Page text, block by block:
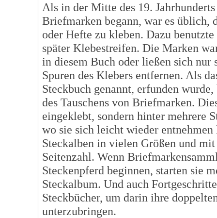
Als in der Mitte des 19.
Briefmarken begann, war es üblich,
oder Hefte zu kleben. Dazu
später Klebestreifen. Die Marken
in diesem Buch oder ließen sich nur
Spuren des Klebers entfernen. Als
Steckbuch genannt, erfunden
des Tauschens von Briefmarken.
eingeklebt, sondern hinter mehrere
wo sie sich leicht wieder entnehmen
Steckalben in vielen Größen und
Seitenzahl. Wenn
Steckenpferd beginnen, starten sie
Steckalbum. Und auch
Steckbücher, um darin ihre
unterzubringen.